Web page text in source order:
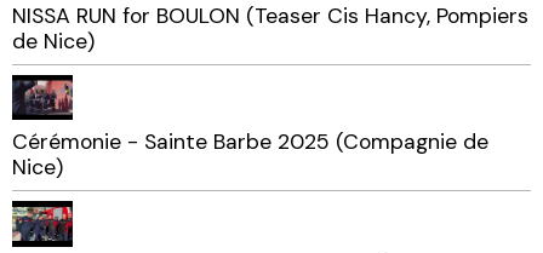
NISSA RUN for BOULON (Teaser Cis Hancy, Pompiers
de Nice)
Cérémonie - Sainte Barbe 2025 (Compagnie de
Nice)